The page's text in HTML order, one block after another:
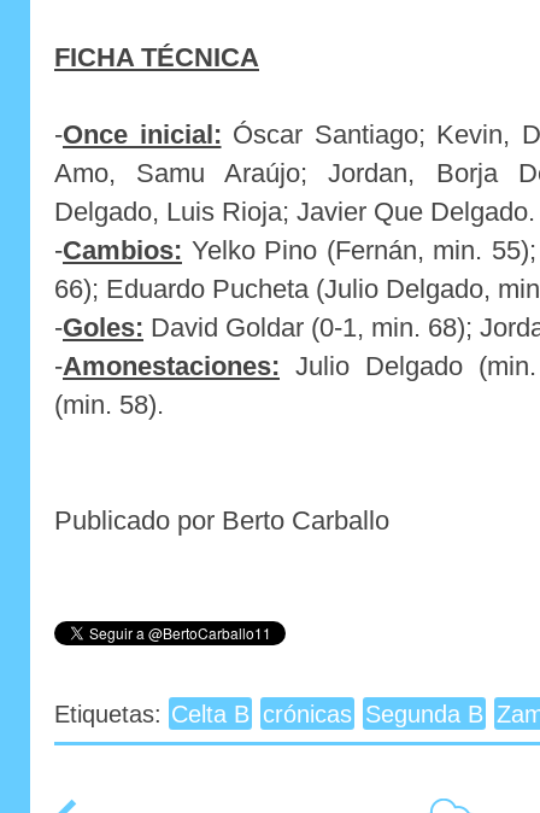
FICHA TÉCNICA
-Once inicial: Óscar Santiago; Kevin,
Amo, Samu Araújo; Jordan, Borja
Delgado, Luis Rioja; Javier Que Delgado.
-Cambios: Yelko Pino (Fernán, min.
66); Eduardo Pucheta (Julio Delgado,
-Goles: David Goldar (0-1, min. 68);
-Amonestaciones: Julio Delgado
(min. 58).
Publicado por Berto Carballo
Etiquetas: Celta B crónicas Segunda B